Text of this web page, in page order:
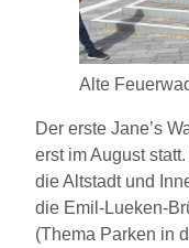
Alte
Der erste Jane’s
erst im August
die Altstadt und
die Emil-Lueken-
(Thema Parken in